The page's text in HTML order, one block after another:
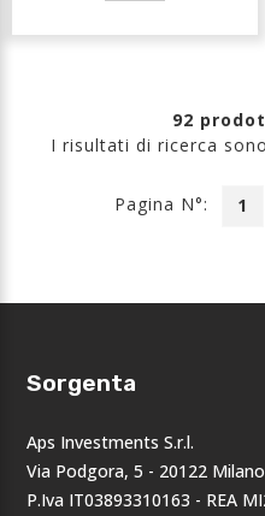
92
I risultati di ricerca
Pagina N°: 1
Sorgenta
Aps Investments S.r.l.
Via Podgora, 5 - 20122
P.Iva IT03893310163 - REA